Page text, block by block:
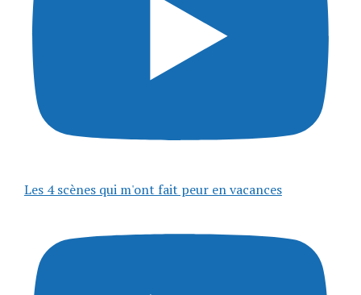
Les 4 scènes qui m'ont fait peur en vacances